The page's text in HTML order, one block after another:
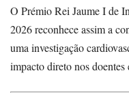
O Prémio Rei Jaume I de
2026 reconhece assim a
uma investigação
impacto direto nos doentes